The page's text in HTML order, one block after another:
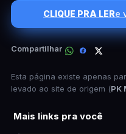
CLIQUE PRA LERe
Compartilhar
Esta página existe apenas
levado ao site de origem (PK
Mais links pra você